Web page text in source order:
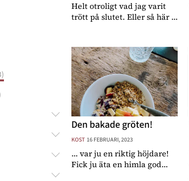
)
Helt otroligt vad jag varit
trött på slutet. Eller så här -
hemma med båda barnen
och sysselstta dem plus
träning. Och till råga på allt
har febe
Den bakade gröten!
KOST 16 FEBRUARI, 2023
… var ju en riktig höjdare!
Fick ju äta en himla god